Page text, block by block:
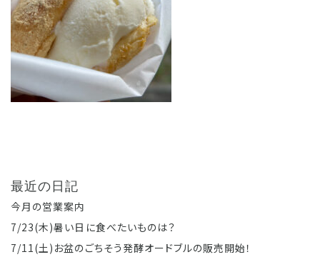
最近の日記
今月の営業案内
7/23(木)暑い日に食べたいものは？
7/11(土)お盆のごちそう発酵オードブルの販売開始！